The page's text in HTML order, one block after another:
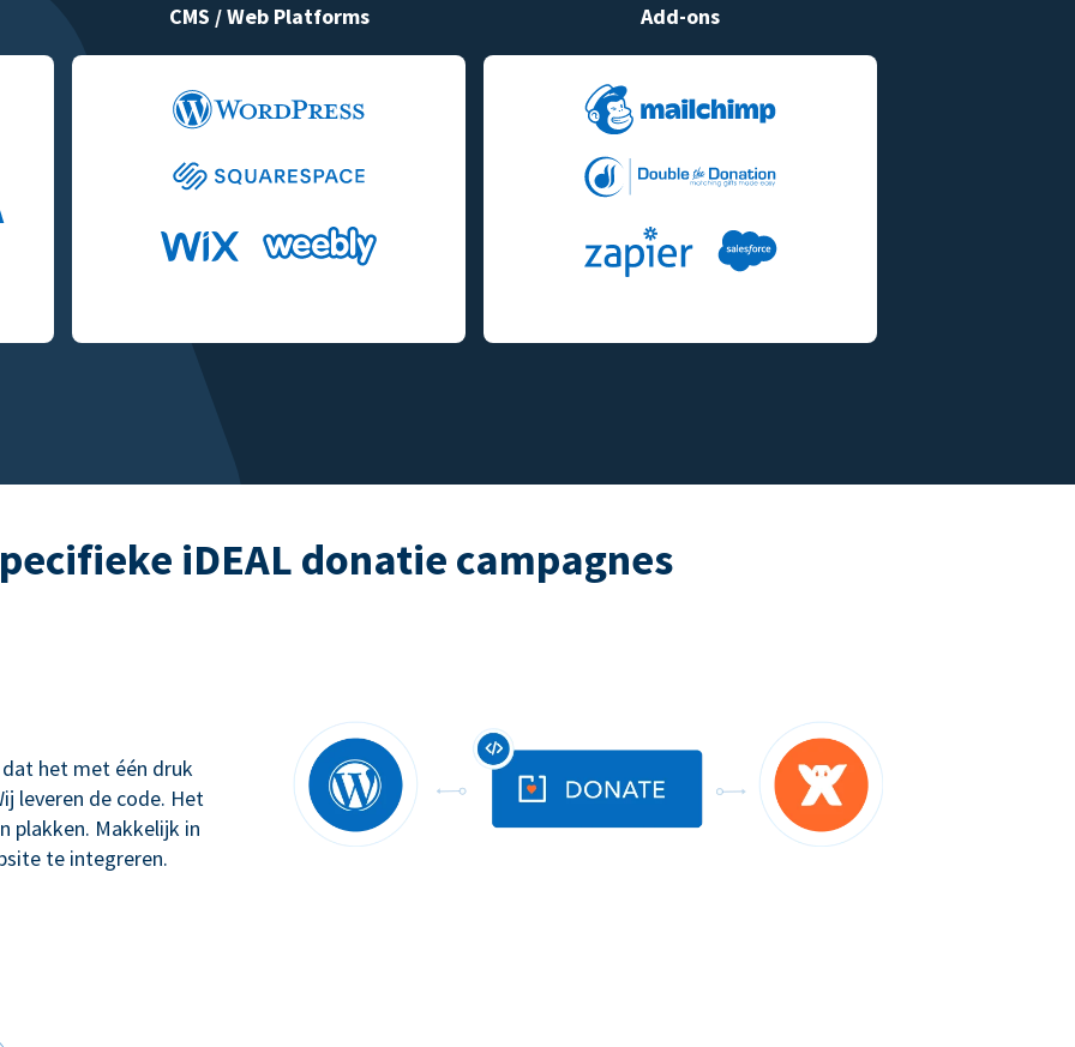
CMS / Web Platforms Add-ons
iDEAL donatie campagnes
het met één druk
leveren de code. Het
plakken. Makkelijk in
te integreren.